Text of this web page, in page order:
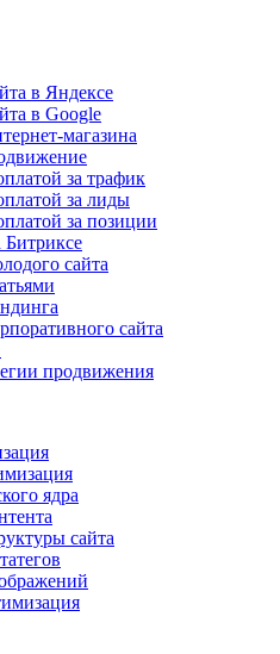
в Яндексе
в Google
магазина
за трафик
за лиды
за позиции
сайта
сайта
продвижения
ядра
сайта